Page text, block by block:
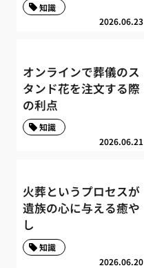
2026.06.23
知識
オンラインで葬儀のス
タンド花を注文する際
の利点
2026.06.21
知識
火葬というプロセスが
遺族の心に与える癒や
し
2026.06.20
知識